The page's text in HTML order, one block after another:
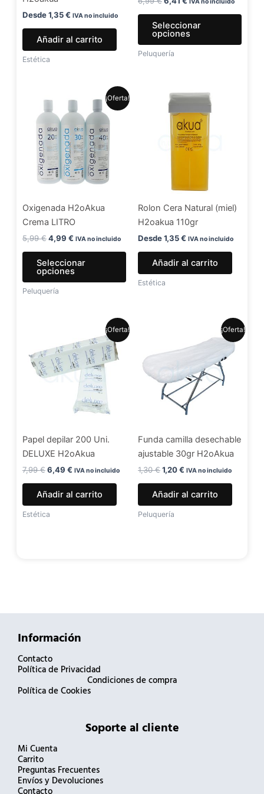
Desde1,35€ IVA no incluido
Añadir al carrito
Estética
IVA no incluido
Seleccionar
opciones
en
Peluquería
¡Oferta!
Oxigenada H2oAkua
Crema LITRO
5,99€
original
era:
5,99 €.
4,99 €
precio
actual
4,99 €.
IVA no incluido
Seleccionar
opciones
Este
producto
pueden
elegir
la
página
de
Peluquería
Rolon Cera Natural (miel)
H2oakua 110gr
Desde1,35€ IVA no incluido
Añadir al carrito
Estética
¡Oferta!
Papel depilar 200 Uni.
DELUXE H2oAkua
7,99€
original
era:
7,99 €.
6,49 €
actual
es:
6,49 €.
IVA no incluido
Añadir al carrito
Estética
¡Oferta!
Funda camilla desechable
ajustable 30gr H2oAkua
1,30€
original
era:
1,20€
actual
1,20 €.
IVA no incluido
Añadir al carrito
Peluquería
Información
Contacto
Política de Privacidad
Condiciones de compra
Política de Cookies
Soporte al cliente
Mi Cuenta
Carrito
Preguntas Frecuentes
Envíos y Devoluciones